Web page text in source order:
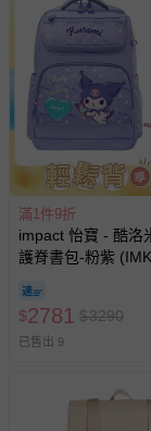
滿1件9折
impact 怡寶 - 酷洛
護脊書包-粉紫
禮兩件組（運動襪
$2781 $3290
已售出 9